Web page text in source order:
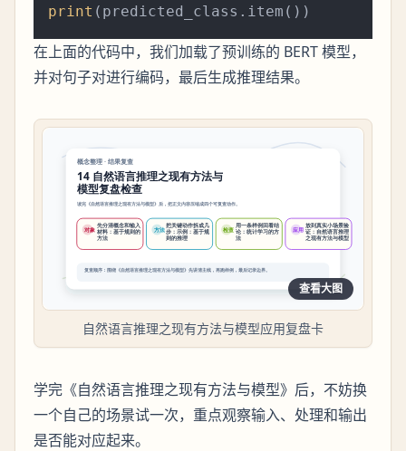
print
在上面的代码中，我们加载了预训练的 BERT 模型，
并对句子对进行编码，最后生成推理结果。
查看大图
自然语言推理之现有方法与模型应用复盘卡
学完《自然语言推理之现有方法与模型》后，不妨换
一个自己的场景试一次，重点观察输入、处理和输出
是否能对应起来。